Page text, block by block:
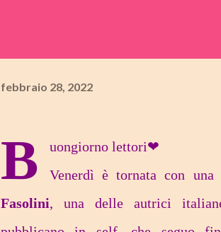
febbraio 28, 2022
B
uongiorno lettori❤
Venerdì è tornata con una
Fasolini, una delle autrici